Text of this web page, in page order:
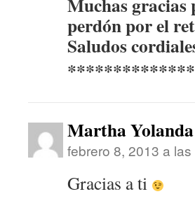
perdón por el
Saludos
Martha Yolanda
febrero 8, 2013 a
Gracias a ti